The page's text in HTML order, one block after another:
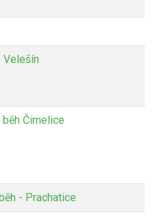
Velešín
Čimelice
- Prachatice